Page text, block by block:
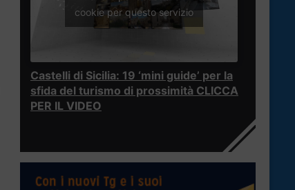
cookie per questo servizio
Castelli di Sicilia: 19 ‘mini guide’ per la
sfida del turismo di prossimità CLICCA
PER IL VIDEO